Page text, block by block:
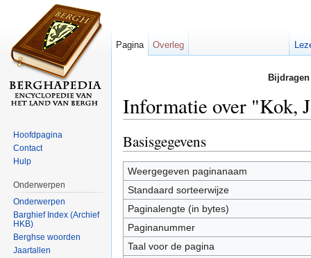
Informatie over "Kok,
Basisgegevens
Weergegeven paginanaam
Standaard sorteerwijze
Paginalengte (in bytes)
Paginanummer
Taal voor de pagina
Pagina Overleg
Hoofdpagina
Contact
Hulp
Onderwerpen
Onderwerpen
Barghief Index (Archief
HKB)
Berghse woorden
Jaartallen